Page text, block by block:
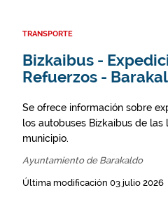
TRANSPORTE
Bizkaibus -
Refuerzos -
Se ofrece información sobre
los autobuses Bizkaibus de las
municipio.
Ayuntamiento de Barakaldo
Última modificación 03 julio 2026